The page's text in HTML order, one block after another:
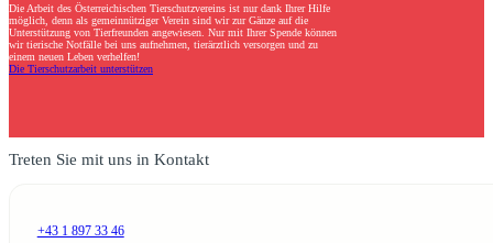
Die Arbeit des Österreichischen Tierschutzvereins ist nur dank Ihrer Hilfe
möglich, denn als gemeinnütziger Verein sind wir zur Gänze auf die
Unterstützung von Tierfreunden angewiesen. Nur mit Ihrer Spende können
wir tierische Notfälle bei uns aufnehmen, tierärztlich versorgen und zu
einem neuen Leben verhelfen!
Die Tierschutzarbeit unterstützen
Treten Sie mit uns in Kontakt
+43 1 897 33 46